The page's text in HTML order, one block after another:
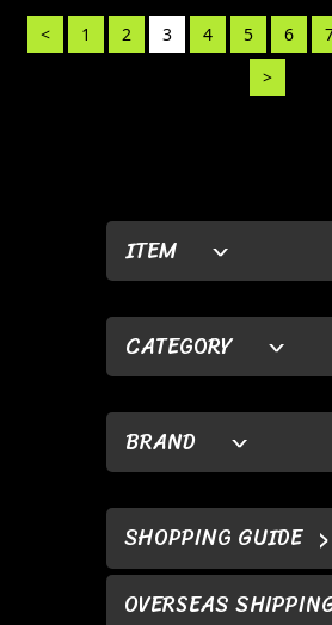
ITEM
CATEGORY
BRAND
SHOPPING GUIDE
OVERSEAS
< 1 2 3 4 5 6
>